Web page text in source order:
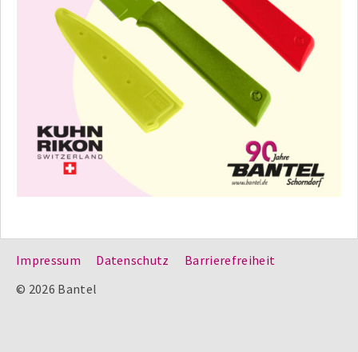
Impressum Datenschutz
Barrierefreiheit
© 2026 Bantel